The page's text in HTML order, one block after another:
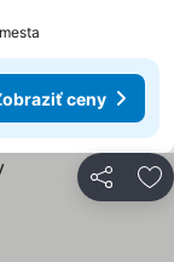
ceny
Zdieľať